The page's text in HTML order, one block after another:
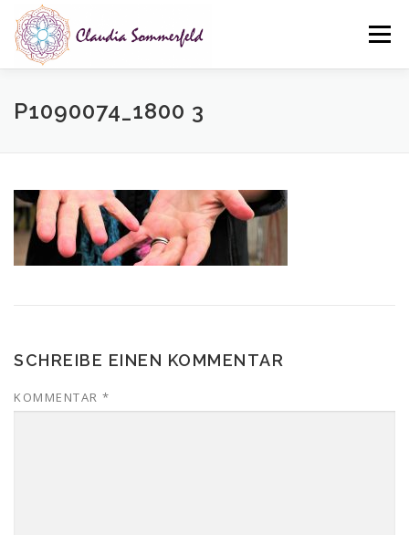
Inhalt
springen
Menü
ÜBER MICH LEISTUNGEN
P1090074_1800 3
SCHREIBE EINEN KOMMENTAR
KOMMENTAR *